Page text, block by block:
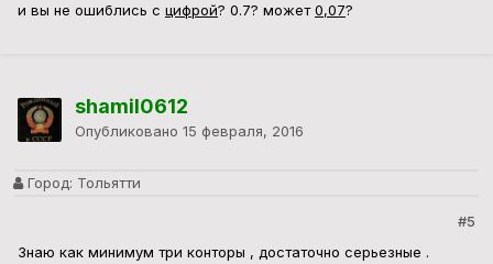
и вы не ошиблись с цифрой? 0.7? может0,07?
shamil0612
Опубликовано 15 февраля, 2016
Город: Тольятти
#5
Знаю как минимум три конторы , достаточно серьезные .